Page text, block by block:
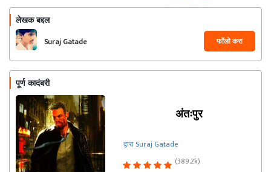
लेखक बद्दल
Suraj Gatade फॉलो करा
पूर्ण कादंबरी
अंतःपुर
द्वारा Suraj Gatade
(389.2k)